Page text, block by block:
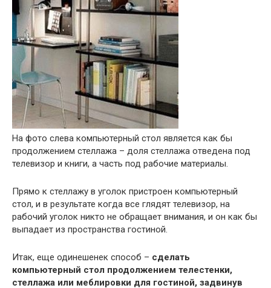
На фото слева компьютерный стол является как бы
продолжением стеллажа – доля стеллажа отведена под
телевизор и книги, а часть под рабочие материалы.
Прямо к стеллажу в уголок пристроен компьютерный
стол, и в результате когда все глядят телевизор, на
рабочий уголок никто не обращает внимания, и он как бы
выпадает из пространства гостиной.
Итак, еще одинешенек способ – сделать
компьютерный стол продолжением телестенки,
стеллажа или меблировки для гостиной, задвинув